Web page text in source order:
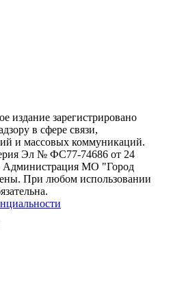
издание зарегистрировано
в сфере связи,
и массовых коммуникаций.
Эл № ФС77-74686 от 24
Администрация МО "Город
При любом использовании